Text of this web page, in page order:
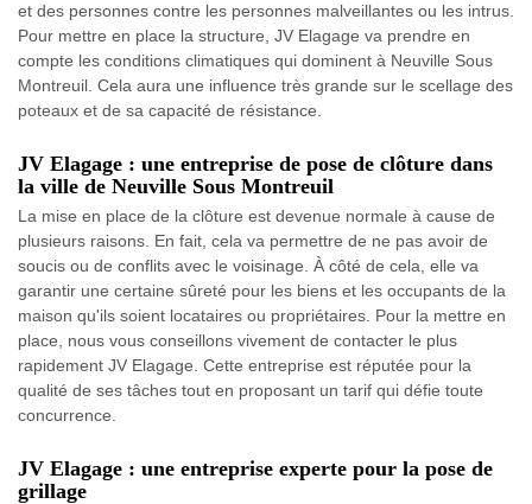
et des personnes contre les personnes malveillantes ou les intrus.
Pour mettre en place la structure, JV Elagage va prendre en
compte les conditions climatiques qui dominent à Neuville Sous
Montreuil. Cela aura une influence très grande sur le scellage des
poteaux et de sa capacité de résistance.
JV Elagage : une entreprise de pose de clôture dans
la ville de Neuville Sous Montreuil
La mise en place de la clôture est devenue normale à cause de
plusieurs raisons. En fait, cela va permettre de ne pas avoir de
soucis ou de conflits avec le voisinage. À côté de cela, elle va
garantir une certaine sûreté pour les biens et les occupants de la
maison qu'ils soient locataires ou propriétaires. Pour la mettre en
place, nous vous conseillons vivement de contacter le plus
rapidement JV Elagage. Cette entreprise est réputée pour la
qualité de ses tâches tout en proposant un tarif qui défie toute
concurrence.
JV Elagage : une entreprise experte pour la pose de
grillage